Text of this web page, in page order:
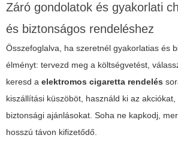
Záró gondolatok és gyakorlati
és biztonságos rendeléshez
Összefoglalva, ha szeretnél gyakorlatias és
élményt: tervezd meg a költségvetést,
keresd a elektromos cigaretta rendelés
kiszállítási küszöböt, használd ki az
biztonsági ajánlásokat. Soha ne kapkodj,
hosszú távon kifizetődő.